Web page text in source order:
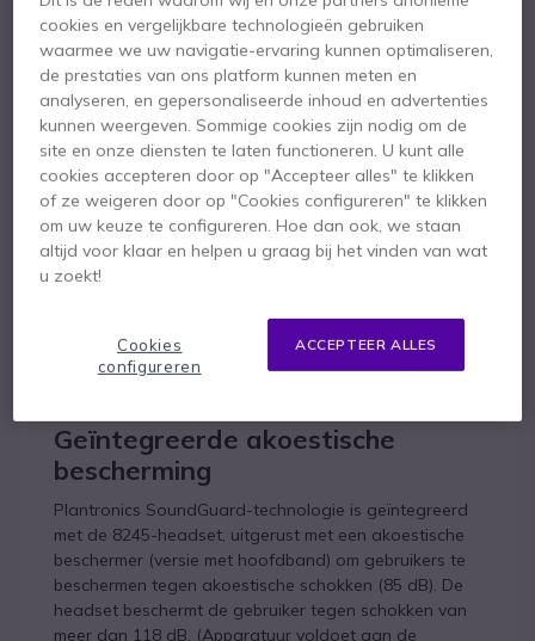
Metde Poly SAVI 8245 UCkunt u de ene batterij op
het basisstation opladen terwijl u de andere gebruikt,
zodat u deze 24 uur per dag kunt gebruiken.
Draag comfort en gebruiksgemak
Het ontwerp en de ergonomie van de Poly Savi 8245
UC zijn ontworpen om maximaal comfort te bieden
aan zijn gebruikers, ongeacht de situatie en de
gekozen poortoptie. Je hebt zelfs drie verschillende
draagopties, een discrete en ultralichte oorlus, een
terwijl het gewicht wordt verspreid en een hoofdband
voor langdurig gebruik met optimaal comfort. De
kunstleren pad is gemakkelijk bestand tegen intensief
Geïntegreerde akoestische
bescherming
Plantronics SoundGuard-technologie is geïntegreerd
met de 8245-headset, uitgerust met een akoestische
beschermer (versie met hoofdband) om gebruikers te
beschermen tegen akoestische schokken (85 dB). De
headset beschermt de gebruiker tegen schokken van
meer dan 118 dB. (Apparatuur voldoet aan de
cookies en vergelijkbare technologieën gebruiken
waarmee we uw navigatie-ervaring kunnen optimaliseren,
de prestaties van ons platform kunnen meten en
analyseren, en gepersonaliseerde inhoud en advertenties
kunnen weergeven. Sommige cookies zijn nodig om de
site en onze diensten te laten functioneren. U kunt alle
cookies accepteren door op "Accepteer alles" te klikken
of ze weigeren door op "Cookies configureren" te klikken
om uw keuze te configureren. Hoe dan ook, we staan
altijd voor klaar en helpen u graag bij het vinden van wat
u zoekt!
ACCEPTEER ALLES
Cookies
configureren